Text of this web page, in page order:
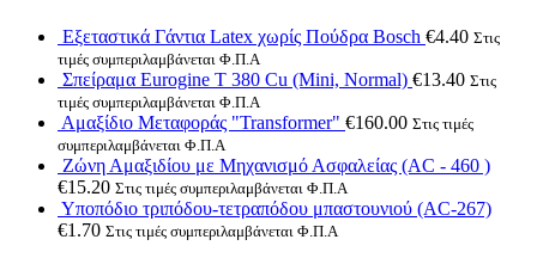
Εξεταστικά Γάντια Latex χωρίς Πούδρα Bosch €4.40 Στις
τιμές συμπεριλαμβάνεται Φ.Π.Α
Σπείραμα Eurogine Τ 380 Cu (Mini, Normal) €13.40 Στις
τιμές συμπεριλαμβάνεται Φ.Π.Α
Αμαξίδιο Μεταφοράς "Transformer" €160.00 Στις τιμές
συμπεριλαμβάνεται Φ.Π.Α
Ζώνη Αμαξιδίου με Μηχανισμό Ασφαλείας (AC - 460 )
€15.20 Στις τιμές συμπεριλαμβάνεται Φ.Π.Α
Υποπόδιο τριπόδου-τετραπόδου μπαστουνιού (AC-267)
€1.70 Στις τιμές συμπεριλαμβάνεται Φ.Π.Α